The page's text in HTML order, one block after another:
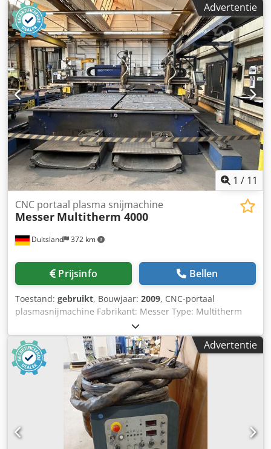
vervolgens via USB of netwerk naar de machine
overgebracht. Het programma kan eenvoudig worden
opgeroepen via het 12" touch display. Na het handmatig
inbrengen van het werkstuk wordt het automatische
snijproces gestart. - Buislengte: max. 6000mm - voor ronde
buis tot max. OD=220mm - voor 4-zijdige buis tot max.
152,4,x152,4mm (6"x6") - maximaal buisgewicht 250KG
Chjdpfogu Nmhsx Apcea - 4-klauwplaat - Zijbelading
mogelijk, beveiligd door lichtscherm - Volledig
automatische snijvolgorde - Industriële PC-besturing met
12" touch display - Gegevensinvoer via USB en LAN -
Stroomverbruik machine: 400V 3P 2KW - Afmeting:
690x100x180cm - Gewicht: ongeveer 1000KG Gemaakt in
Duitsland De foto's tonen een oudere machine
Advertentie
1 / 11
Duitsland 372 km
CNC portaal plasma snijmachine
Messer Multitherm 4000
Prijsinfo Bellen
Toestand: gebruikt, Bouwjaar: 2009, CNC-portaal
plasmasnijmachine Fabrikant: Messer Type: Multitherm
4000 Bouwjaar: 2009 CNC-besturing: Global Control Plus
Spoorbreedte: 4.000 mm 2 x plasmasnijtoestel met
stroombron Hypertherm HPR260 Codpfezmv Dcjx Apceha
Slijtagebaanlengte: 10 m 2 x oscillerende transporttafel
Afmetingen per tafel: 3 x 3 m Zonder filterinstallatie 22726
Advertentie